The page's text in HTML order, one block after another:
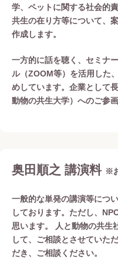
学、ペットに関する社会的
共生の在り方等について、
作成します。
一方的に話を聴く、セミナ
ル（ZOOM等）を活用した
めしています。企業として
動物の共生大学）へのご参画
奥田順之 講演料 ※
一般的な単発の講演等につ
しております。ただし、
思います。 人と動物の共生
して、ご相談とさせていた
だき、ご相談ください。